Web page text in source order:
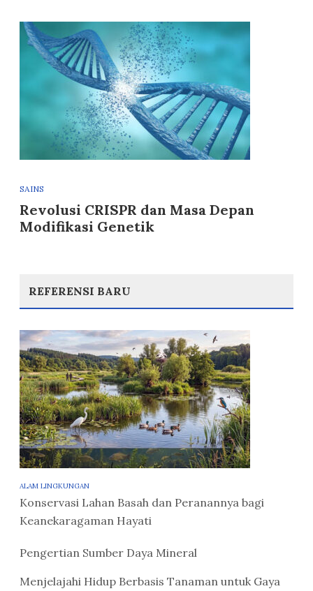
SAINS
Revolusi CRISPR dan Masa Depan
Modifikasi Genetik
REFERENSI BARU
ALAM LINGKUNGAN
Konservasi Lahan Basah dan Peranannya bagi
Keanekaragaman Hayati
Pengertian Sumber Daya Mineral
Menjelajahi Hidup Berbasis Tanaman untuk Gaya